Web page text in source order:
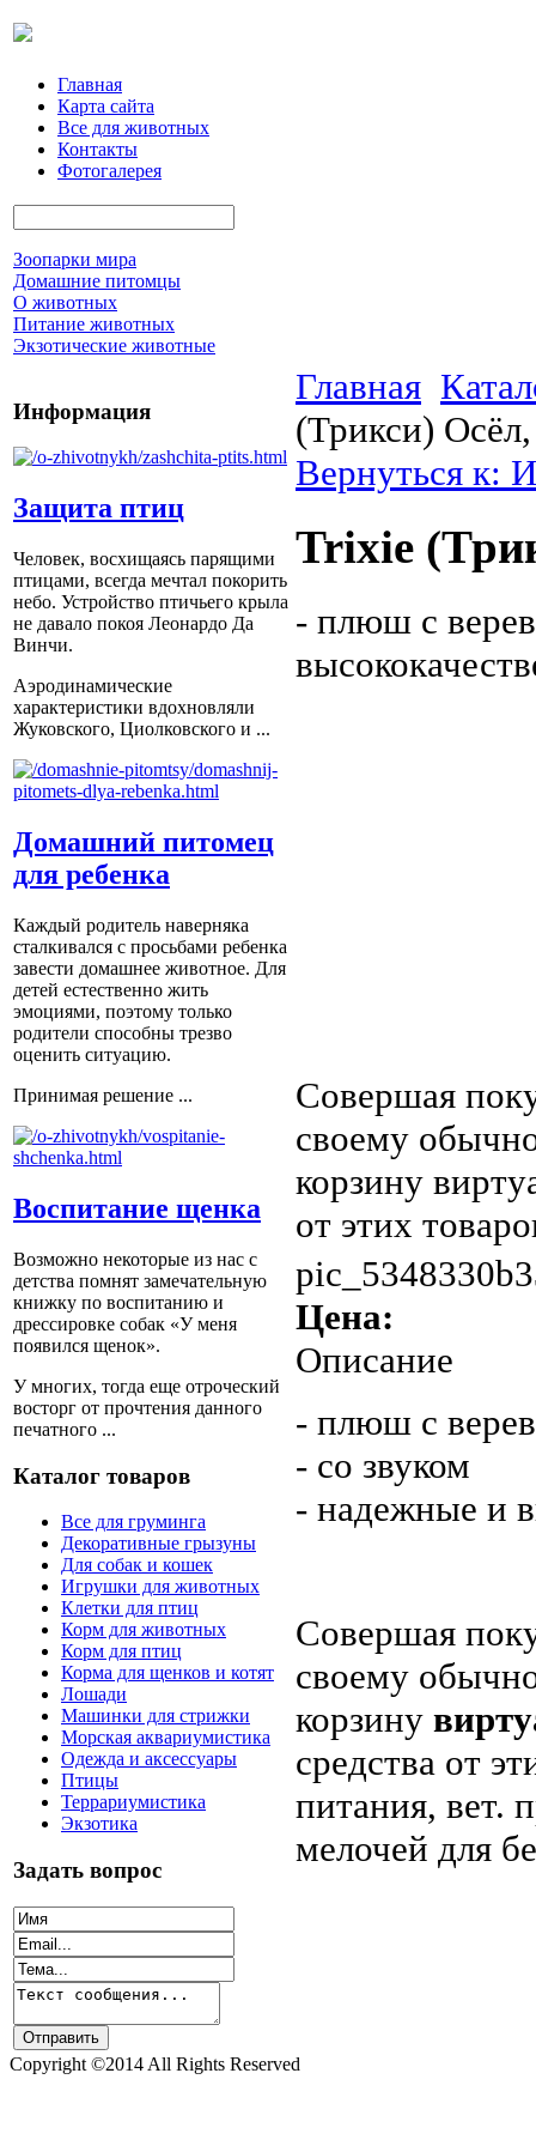
Главная
Карта сайта
Все для животных
Контакты
Фотогалерея
Зоопарки мира
Домашние питомцы
О животных
Питание животных
Экзотические животные
Информация
Защита птиц
Человек, восхищаясь парящими
птицами, всегда мечтал покорить
небо. Устройство птичьего крыла
не давало покоя Леонардо Да
Винчи.
Аэродинамические
характеристики вдохновляли
Жуковского, Циолковского и ...
Домашний питомец
для ребенка
Каждый родитель наверняка
сталкивался с просьбами ребенка
завести домашнее животное. Для
детей естественно жить
эмоциями, поэтому только
родители способны трезво
оценить ситуацию.
Принимая решение ...
Воспитание щенка
Возможно некоторые из нас с
детства помнят замечательную
книжку по воспитанию и
дрессировке собак «У меня
появился щенок».
У многих, тогда еще отроческий
восторг от прочтения данного
печатного ...
Каталог товаров
Все для груминга
Декоративные грызуны
Для собак и кошек
Игрушки для животных
Клетки для птиц
Корм для животных
Корм для птиц
Корма для щенков и котят
Лошади
Машинки для стрижки
Морская аквариумистика
Одежда и аксессуары
Птицы
Террариумистика
Экзотика
Задать вопрос
Главная
(Трикси)
Вернуться к:
Trixie
- плюш с
Совершая
своему
корзину
от этих
Цена:
Описание
- плюш с
- со звуком
- надежные и
Совершая
своему
корзину
средства от
питания, вет.
мелочей для
Copyright ©2014 All Rights Reserved